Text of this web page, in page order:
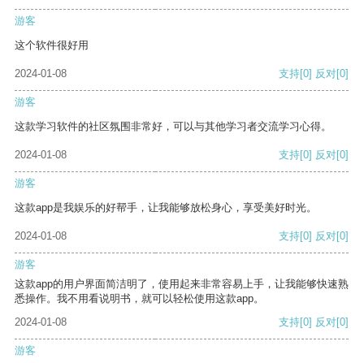
游客
这个软件很好用
2024-01-08 支持[0] 反对[0]
游客
这款学习软件的社区氛围非常好，可以与其他学习者交流学习心得。
2024-01-08 支持[0] 反对[0]
游客
这款app是我娱乐的好帮手，让我能够放松身心，享受美好时光。
2024-01-08 支持[0] 反对[0]
游客
这款app的用户界面简洁明了，使用起来非常容易上手，让我能够快速熟
悉操作。我不用看说明书，就可以轻松使用这款app。
2024-01-08
支持[0] 反对[0]
游客